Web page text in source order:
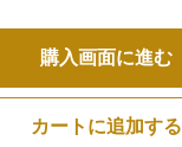
購入画面に進む
カートに追加する